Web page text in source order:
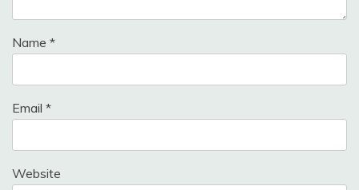
Name *
Email *
Website